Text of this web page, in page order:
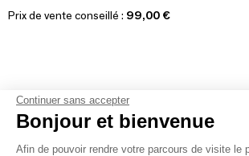
Prix de vente conseillé : 99,00 €
1 2 3 4 5 6
Continuer sans accepter
Bonjour et bienvenue
Afin de pouvoir rendre votre parcours de visite le